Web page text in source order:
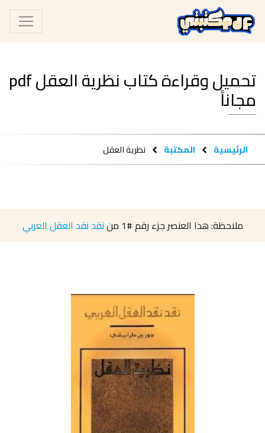
تحميل وقراءة كتاب نظرية العقل pdf
مجاناً
الرئيسية المكتبة نظرية العقل
ملاحظة: هذا العنصر جزء رقم#1 مننقد نقد العقل العربي